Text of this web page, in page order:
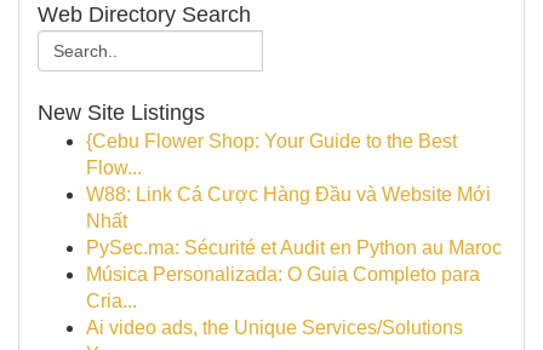
Web Directory Search
New Site Listings
{Cebu Flower Shop: Your Guide to the Best
Flow...
W88: Link Cá Cược Hàng Đầu và Website Mới
Nhất
PySec.ma: Sécurité et Audit en Python au Maroc
Música Personalizada: O Guia Completo para
Cria...
Ai video ads, the Unique Services/Solutions